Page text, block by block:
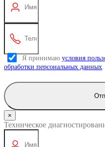
Я принимаю условия
обработки персональных данных
×
Техническое